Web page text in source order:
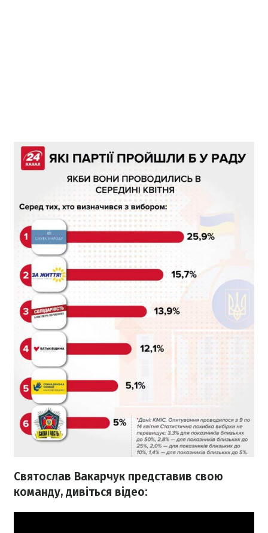
Святослав Вакарчук представив свою
команду, дивіться відео: